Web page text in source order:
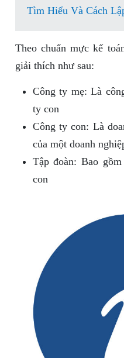
Tìm Hiểu Và Cách
Theo chuẩn mực kế
giải thích như sau:
Công ty mẹ: Là
ty con
Công ty con: Là
của một doanh
Tập đoàn: Bao
con